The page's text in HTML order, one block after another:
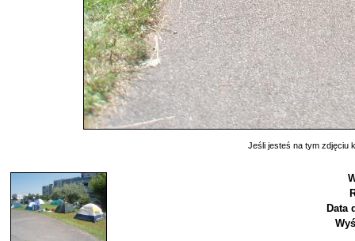
Jeśli jesteś na tym zdjęciu
Data